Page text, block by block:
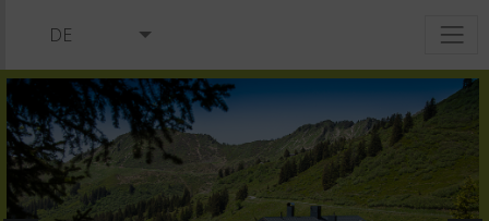
DE
EN
NL